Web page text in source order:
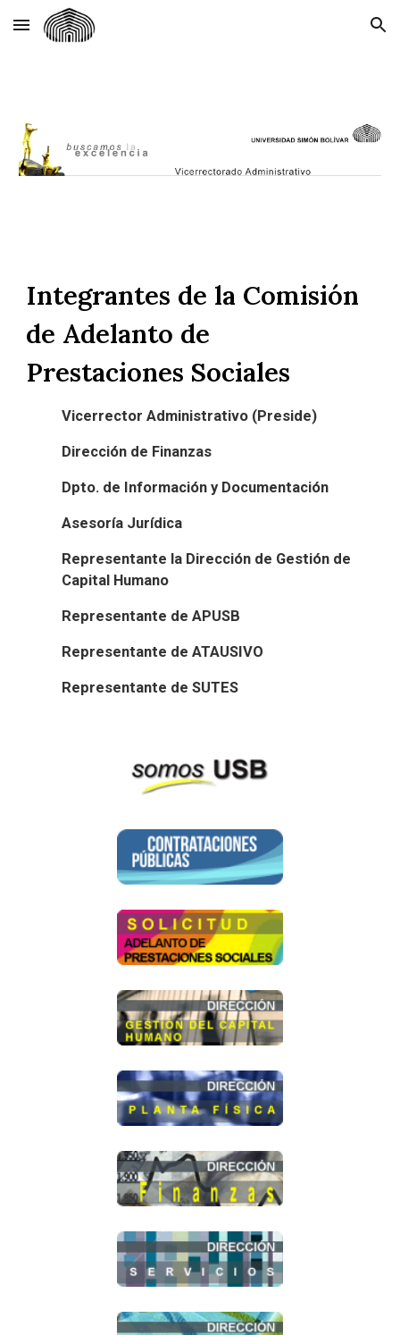
Skip to main content Skip to navigation
Integrantes de la Comisión
de Adelanto de
Prestaciones Sociales
Vicerrector Administrativo (Preside)
Dirección de Finanzas
Dpto. de Información y Documentación
Asesoría Jurídica
Representante la Dirección de Gestión de
Capital Humano
Representante de APUSB
Representante de ATAUSIVO
Representante de SUTES